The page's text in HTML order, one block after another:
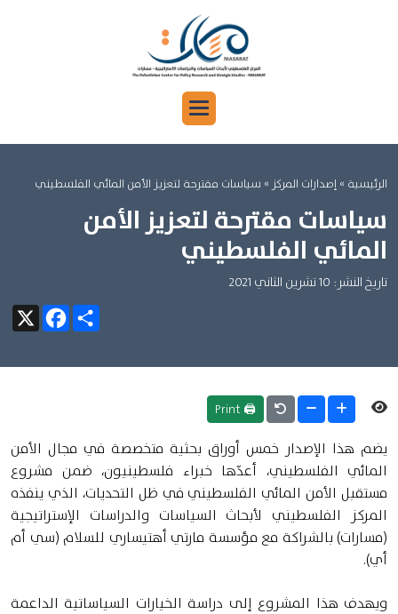
الرئيسية » إصدارات المركز » سياسات مقترحة لتعزيز الأمن المائي الفلسطيني
سياسات مقترحة لتعزيز الأمن
المائي الفلسطيني
تاريخ النشر: 10 تشرين الثاني 2021
X
FacebookShare
🖨 Print
يضم هذا الإصدار خمس أوراق بحثية متخصصة في مجال الأمن
المائي الفلسطيني، أعدّها خبراء فلسطينيون، ضمن مشروع
مستقبل الأمن المائي الفلسطيني في ظل التحديات، الذي ينفذه
المركز الفلسطيني لأبحاث السياسات والدراسات الإستراتيجية
(مسارات) بالشراكة مع مؤسسة مارتي أهتيساري للسلام (سي أم
أي).
ويهدف هذا المشروع إلى دراسة الخيارات السياساتية الداعمة